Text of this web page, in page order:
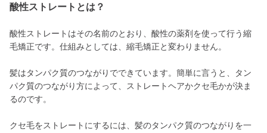
酸性ストレートとは？
酸性ストレートはその名前のとおり、酸性の薬剤を使って行う縮
毛矯正です。仕組みとしては、縮毛矯正と変わりません。
髪はタンパク質のつながりでできています。簡単に言うと、タン
パク質のつながり方によって、ストレートヘアかクセ毛かが決ま
るのです。
クセ毛をストレートにするには、髪のタンパク質のつながりを一